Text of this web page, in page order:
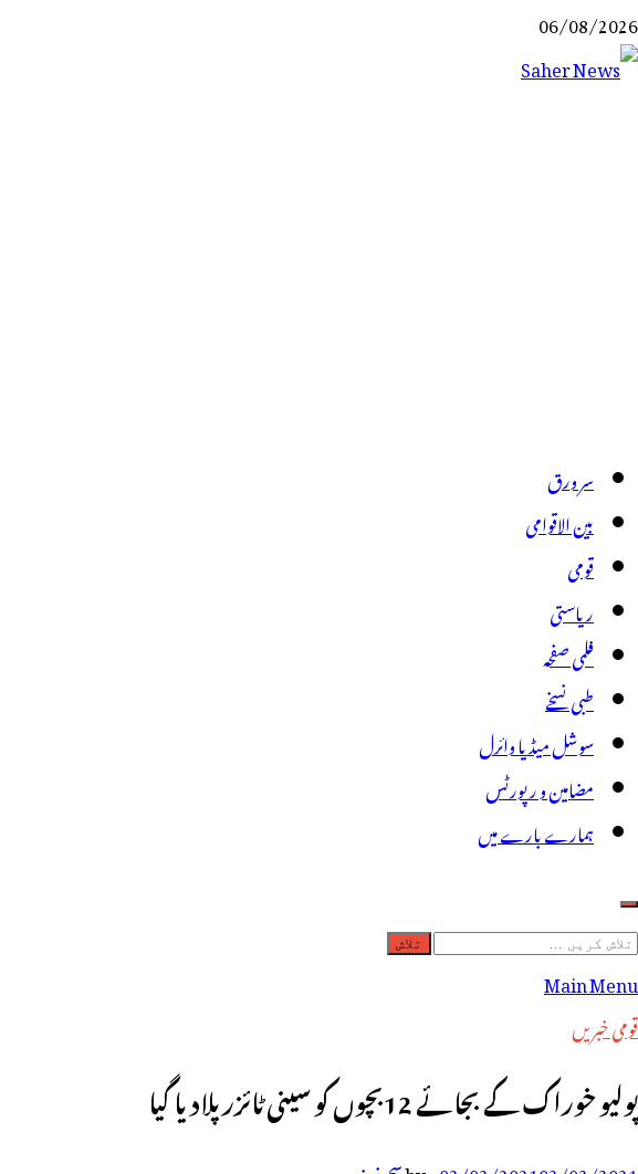
Skip
to
06/08/2026
سر ورق
بین الاقوامی
قومی
ریاستی
فلمی صفحہ
طبی نسخے
سوشل میڈیا وائرل
مضامین و رپورٹس
ہمارے بارے میں
تلاش
کریں
برائے:
Main Menu
قومی خبریں
پولیو خوراک کے بجائے 12بچوں کو سینی ٹائزر پلادیا گیا